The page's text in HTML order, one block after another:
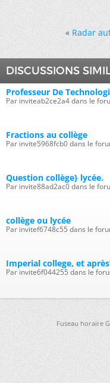
« Radar
DISCUSSIONS
Professeur De
Par inviteab2ce2a4 dans le
Fractions au collège
Par invite5968fcb0 dans le
Question collège} lycée.
Par invite88ad2ac0 dans le
collège ou lycée
Par invitef6748c55 dans le
Imperial college, et
Par invite6f044255 dans le
Fuseau horaire